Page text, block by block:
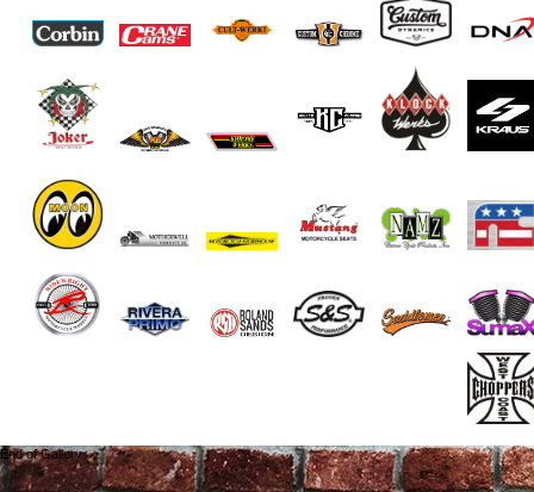
End of Gallery